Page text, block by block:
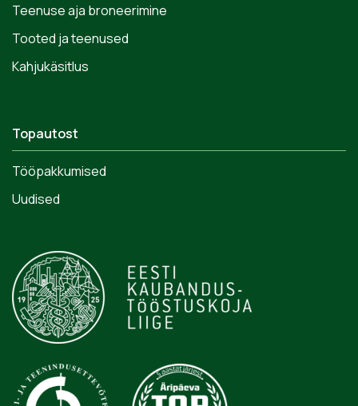
Teenuse aja broneerimine
Tooted ja teenused
Kahjukäsitlus
Topautost
Tööpakkumised
Uudised